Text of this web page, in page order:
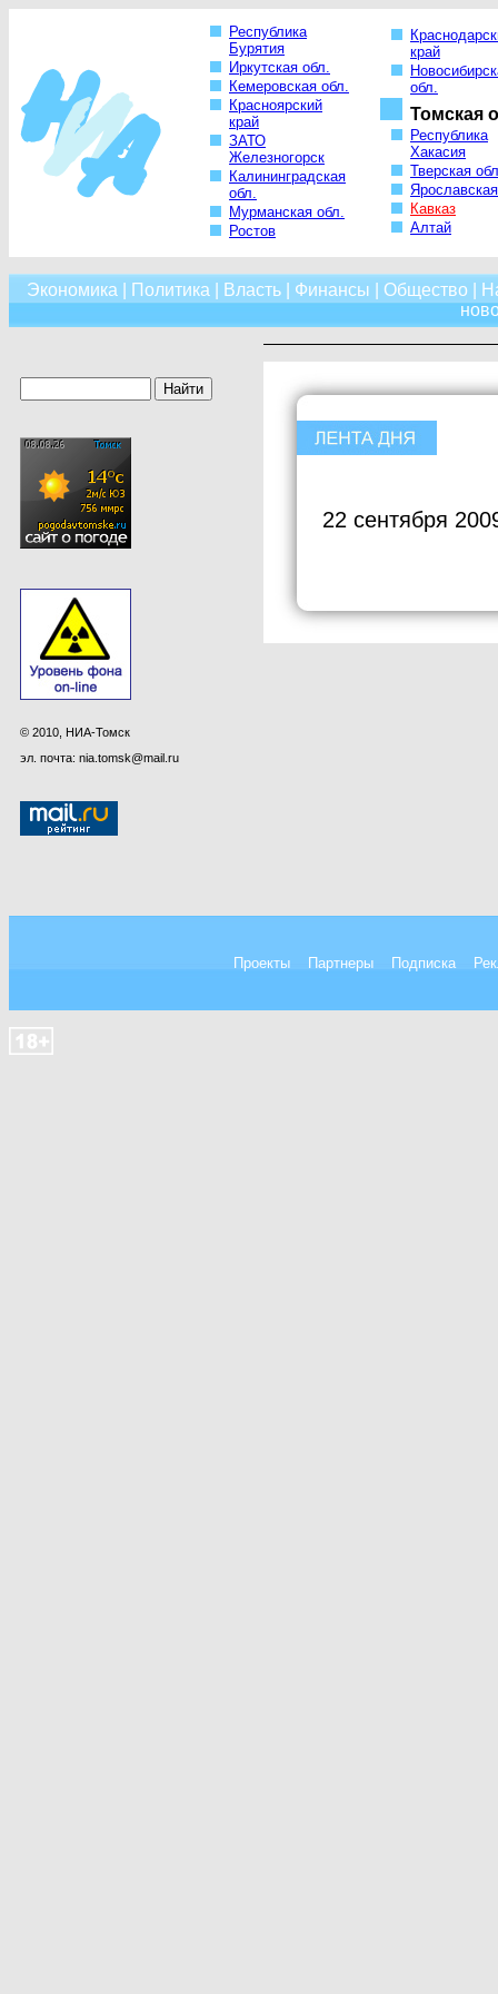
Республика
Бурятия
Иркутская обл.
Кемеровская обл.
Красноярский
край
ЗАТО
Железногорск
Калининградская
обл.
Мурманская обл.
Ростов
край
обл.
Томская
Республика
Хакасия
Тверская
Кавказ
Алтай
Экономика Политика Власть| Финансы Общество
© 2010, НИА-Томск
эл. почта: nia.tomsk@mail.ru
22 сентября
Проекты Партнеры Подписка